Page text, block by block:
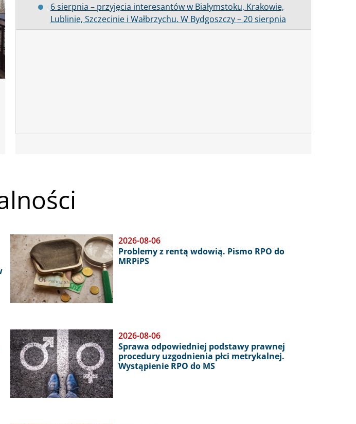
6 sierpnia – przyjęcia interesantów w Białymstoku, Krakowie,
Lublinie, Szczecinie i Wałbrzychu. W Bydgoszczy – 20 sierpnia
Obraz
2026-08-06
Problemy z rentą wdowią. Pismo RPO do
MRPiPS
Obraz
2026-08-06
Sprawa odpowiedniej podstawy prawnej
procedury uzgodnienia płci metrykalnej.
Wystąpienie RPO do MS